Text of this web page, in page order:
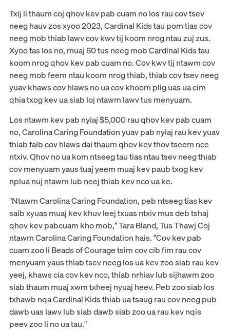
Txij li thaum coj qhov kev pab cuam no los rau cov tsev
neeg hauv zos xyoo 2023, Cardinal Kids tau pom tias cov
neeg mob thiab lawv cov kwv tij koom nrog ntau zuj zus.
Xyoo tas los no, muaj 60 tus neeg mob Cardinal Kids tau
koom nrog qhov kev pab cuam no. Cov kwv tij ntawm cov
neeg mob feem ntau koom nrog thiab, thiab cov tsev neeg
yuav khaws cov hlaws no ua cov khoom plig uas ua cim
qhia txog kev ua siab loj ntawm lawv tus menyuam.
Los ntawm kev pab nyiaj $5,000 rau qhov kev pab cuam
no, Carolina Caring Foundation yuav pab nyiaj rau kev yuav
thiab faib cov hlaws dai thaum qhov kev thov tseem nce
ntxiv. Qhov no ua kom ntseeg tau tias ntau tsev neeg thiab
cov menyuam yaus tuaj yeem muaj kev paub txog kev
nplua nuj ntawm lub neej thiab kev nco ua ke.
"Ntawm Carolina Caring Foundation, peb ntseeg tias kev
saib xyuas muaj kev khuv leej txuas ntxiv mus deb tshaj
qhov kev pabcuam kho mob," Tara Bland, Tus Thawj Coj
ntawm Carolina Caring Foundation hais. "Cov kev pab
cuam zoo li Beads of Courage tsim cov cib fim rau cov
menyuam yaus thiab tsev neeg los ua kev zoo siab rau kev
yeej, khaws cia cov kev nco, thiab nrhiav lub sijhawm zoo
siab thaum muaj xwm txheej nyuaj heev. Peb zoo siab los
txhawb nqa Cardinal Kids thiab ua tsaug rau cov neeg pub
dawb uas lawv lub siab dawb siab zoo ua rau kev nqis
peev zoo li no ua tau."